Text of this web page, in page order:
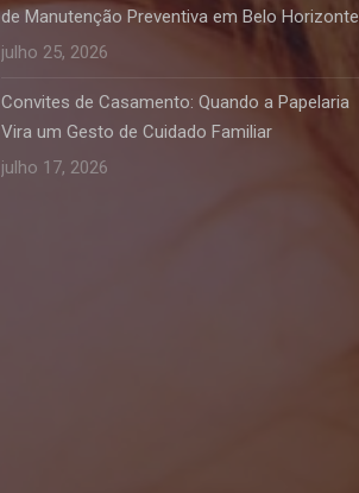
de Manutenção Preventiva em Belo Horizonte
julho 25, 2026
Convites de Casamento: Quando a Papelaria
Vira um Gesto de Cuidado Familiar
julho 17, 2026